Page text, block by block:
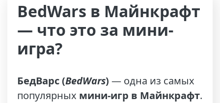
BedWars в Майнкрафт
— что это за мини-
игра?
БедВарс (BedWars) — одна из самых
популярных мини-игр в Майнкрафт.